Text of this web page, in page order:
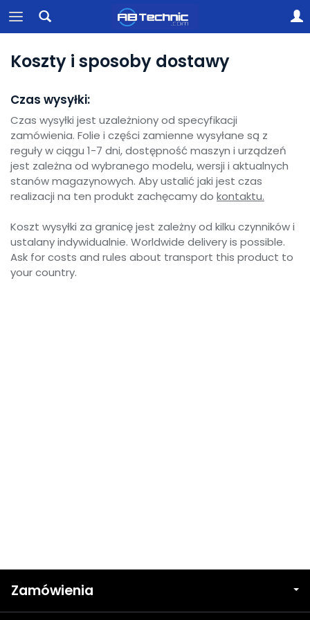
Koszty i sposoby dostawy
Czas wysyłki:
Czas wysyłki jest uzależniony od specyfikacji
zamówienia. Folie i części zamienne wysyłane są z
reguły w ciągu 1-7 dni, dostępność maszyn i urządzeń
jest zależna od wybranego modelu, wersji i aktualnych
stanów magazynowych. Aby ustalić jaki jest czas
realizacji na ten produkt zachęcamy do kontaktu.
Koszt wysyłki za granicę jest zależny od kilku czynników i
ustalany indywidualnie. Worldwide delivery is possible.
Ask for costs and rules about transport this product to
your country.
Zamówienia